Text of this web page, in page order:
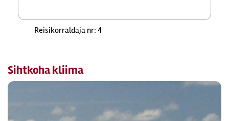
Reisikorraldaja nr: 4
Sihtkoha kliima